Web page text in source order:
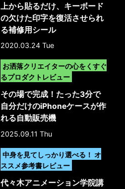
上から貼るだけ、キーボード
の欠けた印字を復活させられ
る補修用シール
2020.03.24 Tue
お洒落クリエイターの心をくすぐ
るプロダクトレビュー
その場で完成！たった3分で
自分だけのiPhoneケースが作
れる自動販売機
「MyCaseLabo｣｜体験レポ
2025.09.11 Thu
中身を見てしっかり選べる！ オ
ススメ参考書レビュー
代々木アニメーション学院講